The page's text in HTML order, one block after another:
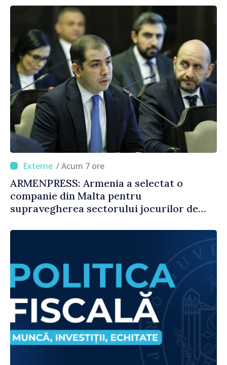
/ Acum 7 ore
ARMENPRESS: Armenia a selectat o
companie din Malta pentru
supravegherea sectorului jocurilor de